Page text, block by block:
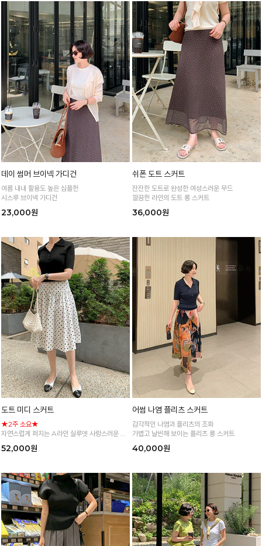
데이 썸머 브이넥 가디건
여름 내내 활용도 높은 심플한
시스루 브이넥 가디건
23,000원
쉬폰 도트 스커트
잔잔한 도트로 완성한 여성스러운 무드
깔끔한 라인의 도트 롱 스커트
36,000원
도트 미디 스커트
★2주 소요★
자연스럽게 퍼지는 A라인 실루엣 사랑스러운 도
트 플레어 스커트
52,000원
어썸 나염 플리츠 스커트
감각적인 나염과 플리츠의 조화
가볍고 날씬해 보이는 플리츠 롱 스커트
40,000원